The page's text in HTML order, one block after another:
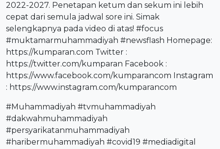
2022-2027. Penetapan ketum dan sekum ini lebih
cepat dari semula jadwal sore ini. Simak
selengkapnya pada video di atas! #focus
#muktamarmuhammadiyah #newsflash Homepage:
https://kumparan.com Twitter :
https://twitter.com/kumparan Facebook :
https://www.facebook.com/kumparancom Instagram
: https://www.instagram.com/kumparancom
#Muhammadiyah #tvmuhammadiyah
#dakwahmuhammadiyah
#persyarikatanmuhammadiyah
#haribermuhammadiyah #covid19 #mediadigital